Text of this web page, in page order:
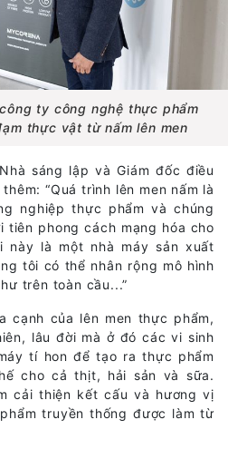
ty công nghệ thực phẩm
thực vật từ nấm lên men
sáng lập và Giám đốc điều
“Quá trình lên men nấm là
nghiệp thực phẩm và chúng
phong cách mạng hóa cho
này là một nhà máy sản xuất
tôi có thể nhân rộng mô hình
trên toàn cầu...”
cạnh của lên men thực phẩm,
lâu đời mà ở đó các vi sinh
tí hon để tạo ra thực phẩm
cho cả thịt, hải sản và sữa.
cải thiện kết cấu và hương vị
truyền thống được làm từ